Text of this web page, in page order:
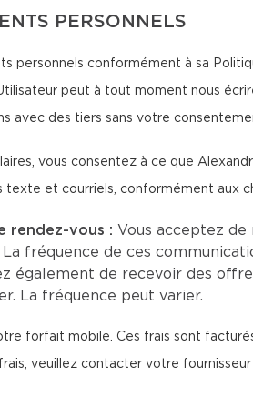
PERSONNELS
personnels conformément à sa
peut à tout moment nous
avec des tiers sans votre
vous consentez à ce que
et courriels, conformément aux
rendez-vous : Vous acceptez
fréquence de ces
également de recevoir des
La fréquence peut varier.
forfait mobile. Ces frais sont
veuillez contacter votre fournisseur